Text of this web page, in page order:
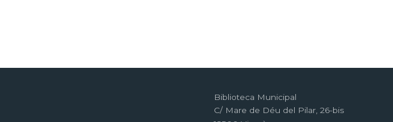
Biblioteca Municipal
C/ Mare de Déu del Pilar, 26-bis